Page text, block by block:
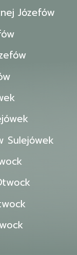
Józefów
Sulejówek